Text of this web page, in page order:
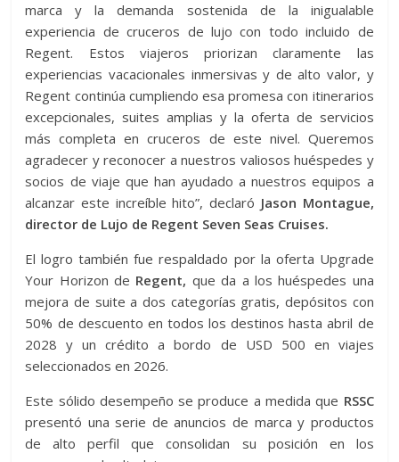
marca y la demanda sostenida de la inigualable
experiencia de cruceros de lujo con todo incluido de
Regent. Estos viajeros priorizan claramente las
experiencias vacacionales inmersivas y de alto valor, y
Regent continúa cumpliendo esa promesa con itinerarios
excepcionales, suites amplias y la oferta de servicios
más completa en cruceros de este nivel. Queremos
agradecer y reconocer a nuestros valiosos huéspedes y
socios de viaje que han ayudado a nuestros equipos a
alcanzar este increíble hito”, declaró Jason Montague,
director de Lujo de Regent Seven Seas Cruises.
El logro también fue respaldado por la oferta Upgrade
Your Horizon de Regent, que da a los huéspedes una
mejora de suite a dos categorías gratis, depósitos con
50% de descuento en todos los destinos hasta abril de
2028 y un crédito a bordo de USD 500 en viajes
seleccionados en 2026.
Este sólido desempeño se produce a medida que RSSC
presentó una serie de anuncios de marca y productos
de alto perfil que consolidan su posición en los